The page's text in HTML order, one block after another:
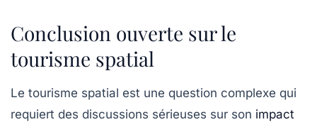
Conclusion ouverte sur le
tourisme spatial
Le tourisme spatial est une question complexe qui
requiert des discussions sérieuses sur son impact